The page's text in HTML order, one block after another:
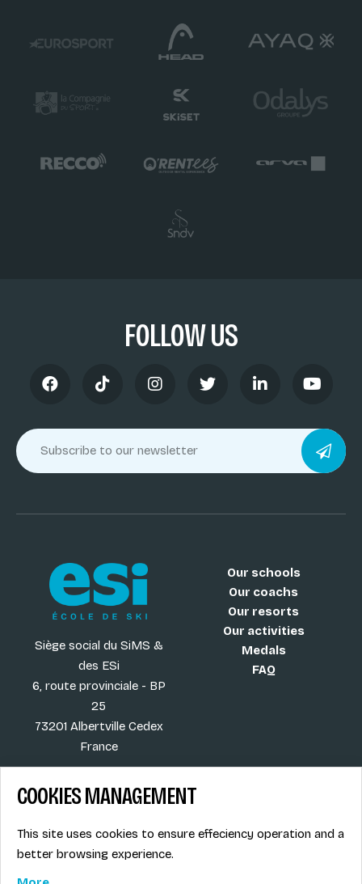
FOLLOW US
Siège social du SiMS &
des ESi
6, route provinciale - BP
25
73201 Albertville Cedex
France
Our schools
Our coachs
Our resorts
Our activities
Medals
FAQ
More
Job offers
Legal info
COOKIES MANAGEMENT
This site uses cookies to ensure effeciency operation and a
better browsing experience.